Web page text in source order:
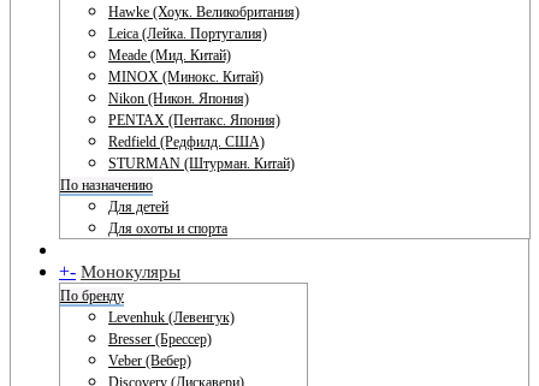
Hawke (Хоук. Великобритания)
Leica (Лейка. Португалия)
Meade (Мид. Китай)
MINOX (Минокс. Китай)
Nikon (Никон. Япония)
PENTAX (Пентакс. Япония)
Redfield (Редфилд. США)
STURMAN (Штурман. Китай)
По назначению
Для детей
Для охоты и спорта
+- Монокуляры
По бренду
Levenhuk (Левенгук)
Bresser (Брессер)
Veber (Вебер)
Discovery (Дискавери)